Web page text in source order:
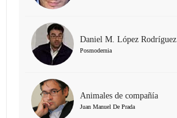
Daniel M. López Rodríguez
Posmodernia
Animales de compañía
Juan Manuel De Prada